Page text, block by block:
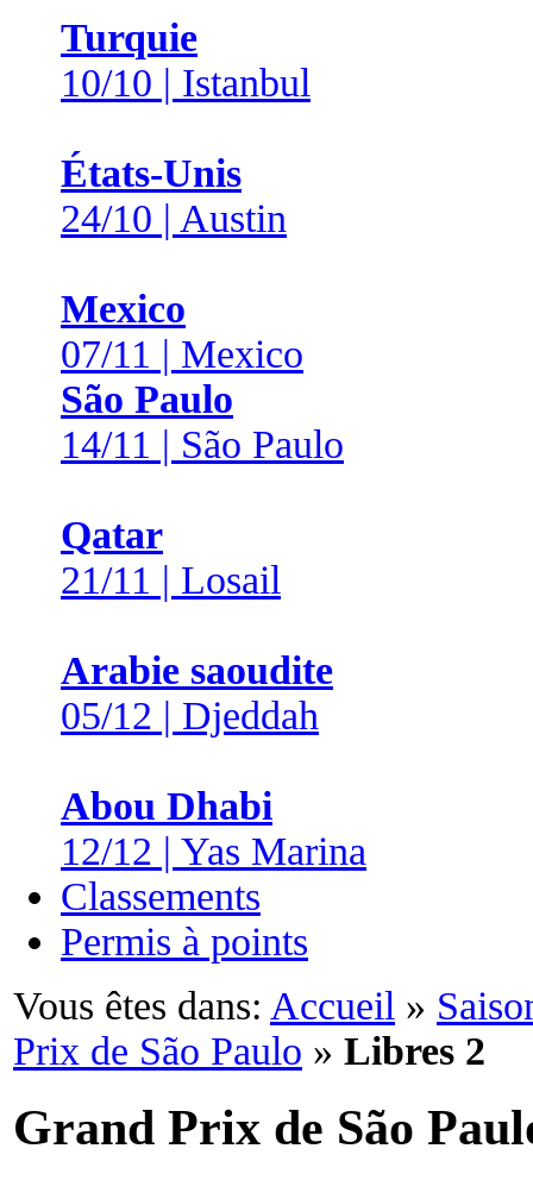
Turquie
10/10 | Istanbul
États-Unis
24/10 | Austin
Mexico
07/11 | Mexico
São Paulo
14/11 | São Paulo
Qatar
21/11 | Losail
Arabie saoudite
05/12 | Djeddah
Abou Dhabi
12/12 | Yas Marina
Classements
Permis à points
Vous êtes dans: Accueil »
Prix de São Paulo » Libres 2
Grand Prix de São